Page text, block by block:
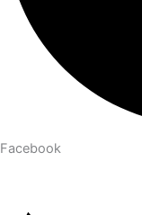
Facebook